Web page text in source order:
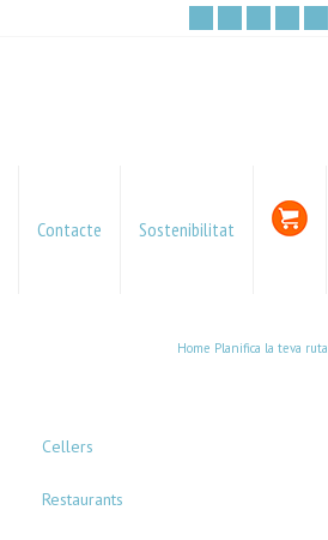
Contacte Sostenibilitat
Home Planifica la teva ruta
Cellers
Restaurants